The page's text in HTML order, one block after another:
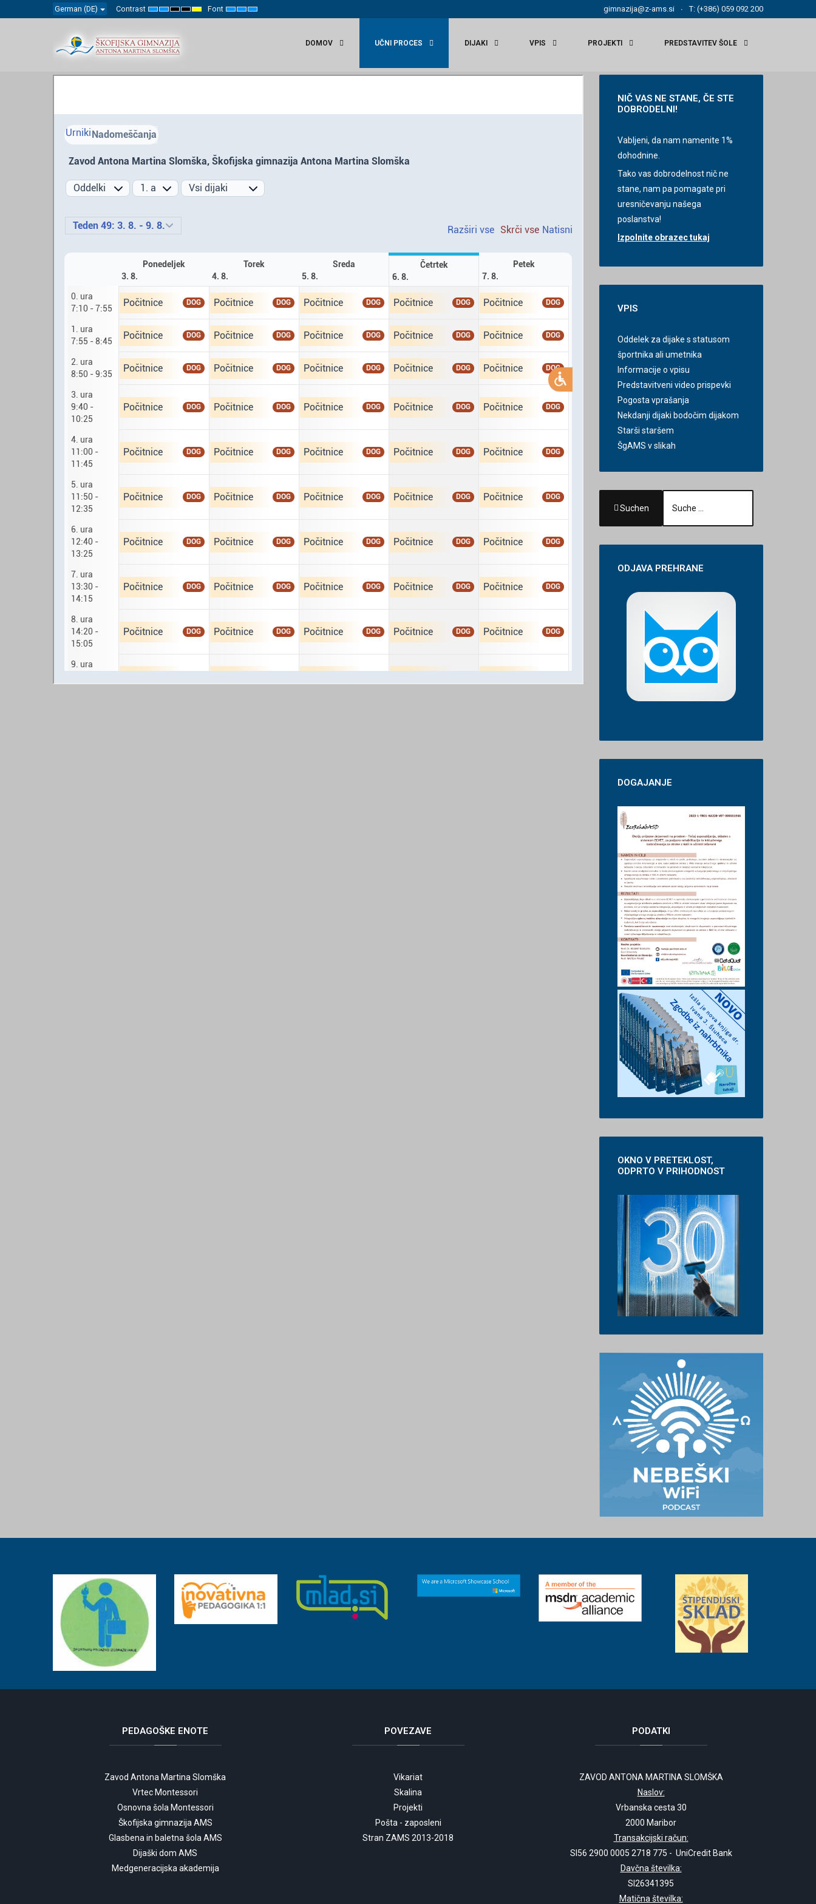
German (DE) Contrast
Default
mode
Night
mode
High
Contrast
mode
High
Contrast
High
Contrast
Font
Set
Smaller
Set
Default
Set
Larger
gimnazija@z-ams.si T: (+386) 059 092 200
DOMOV UČNI PROCES DIJAKI VPIS PROJEKTI PREDSTAVITEV ŠOLE
NIČ VAS NE STANE, ČE STE
DOBRODELNI!
Vabljeni, da nam namenite 1%
dohodnine.
Tako vas dobrodelnost nič ne
stane, nam pa pomagate pri
uresničevanju našega
poslanstva!
Izpolnite obrazec tukaj
VPIS
Oddelek za dijake s statusom
športnika ali umetnika
Informacije o vpisu
Predstavitveni video prispevki
Pogosta vprašanja
Nekdanji dijaki bodočim dijakom
Starši staršem
ŠgAMS v slikah
Suchen
ODJAVAPREHRANE
DOGAJANJE
OKNO V PRETEKLOST,
ODPRTO V PRIHODNOST
PEDAGOŠKE ENOTE
Zavod Antona Martina Slomška
Vrtec Montessori
Osnovna šola Montessori
Škofijska gimnazija AMS
Glasbena in baletna šola AMS
Dijaški dom AMS
Medgeneracijska akademija
POVEZAVE
Vikariat
Skalina
Projekti
Pošta - zaposleni
Stran ZAMS 2013-2018
PODATKI
ZAVOD ANTONA MARTINA SLOMŠKA
Naslov:
Vrbanska cesta 30
2000 Maribor
Transakcijski račun:
SI56 2900 0005 2718 775 - UniCredit Bank
Davčna številka:
SI26341395
Matična številka: